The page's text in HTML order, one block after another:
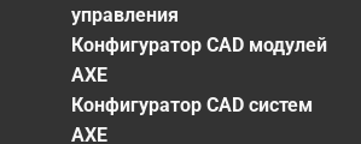
управления
Конфигуратор CAD модулей
AXE
Конфигуратор CAD систем
AXE